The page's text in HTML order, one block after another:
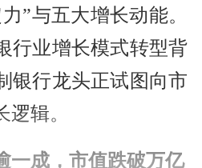
”与五大增长动能。
行业增长模式转型背
银行龙头正试图向市
辑。
一成，市值跌破万亿